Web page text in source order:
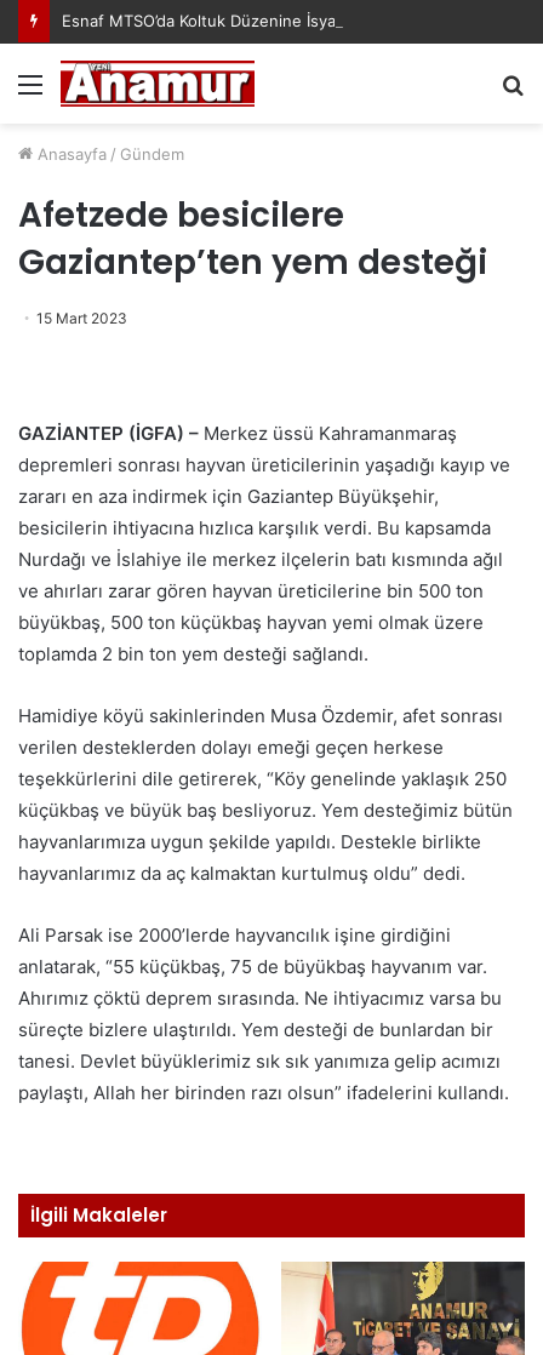
Esnaf MTSO’da Koltuk Düzenine İsyan Etti!
Menü
Anasayfa / Gündem
Afetzede besicilere
Gaziantep’ten yem desteği
15 Mart 2023
GAZİANTEP (İGFA) – Merkez üssü Kahramanmaraş
depremleri sonrası hayvan üreticilerinin yaşadığı kayıp ve
zararı en aza indirmek için Gaziantep Büyükşehir,
besicilerin ihtiyacına hızlıca karşılık verdi. Bu kapsamda
Nurdağı ve İslahiye ile merkez ilçelerin batı kısmında ağıl
ve ahırları zarar gören hayvan üreticilerine bin 500 ton
büyükbaş, 500 ton küçükbaş hayvan yemi olmak üzere
toplamda 2 bin ton yem desteği sağlandı.
Hamidiye köyü sakinlerinden Musa Özdemir, afet sonrası
verilen desteklerden dolayı emeği geçen herkese
teşekkürlerini dile getirerek, “Köy genelinde yaklaşık 250
küçükbaş ve büyük baş besliyoruz. Yem desteğimiz bütün
hayvanlarımıza uygun şekilde yapıldı. Destekle birlikte
hayvanlarımız da aç kalmaktan kurtulmuş oldu” dedi.
Ali Parsak ise 2000’lerde hayvancılık işine girdiğini
anlatarak, “55 küçükbaş, 75 de büyükbaş hayvanım var.
Ahırımız çöktü deprem sırasında. Ne ihtiyacımız varsa bu
süreçte bizlere ulaştırıldı. Yem desteği de bunlardan bir
tanesi. Devlet büyüklerimiz sık sık yanımıza gelip acımızı
paylaştı, Allah her birinden razı olsun” ifadelerini kullandı.
İlgili Makaleler